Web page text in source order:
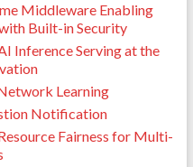
Middleware Enabling
Built-in Security
Inference Serving at the
Learning
Notification
Fairness for Multi-